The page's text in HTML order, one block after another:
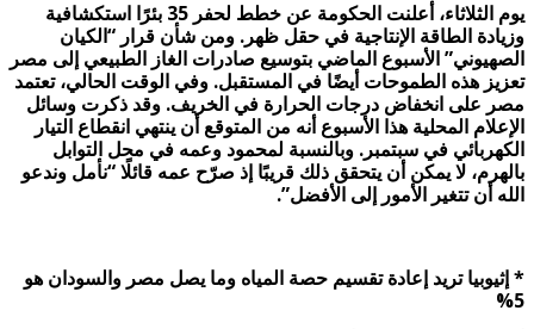
يوم الثلاثاء، أعلنت الحكومة عن خطط لحفر 35 بئرًا استكشافية
وزيادة الطاقة الإنتاجية في حقل ظهر. ومن شأن قرار “الكيان
الصهيوني” الأسبوع الماضي بتوسيع صادرات الغاز الطبيعي إلى مصر
تعزيز هذه الطموحات أيضًا في المستقبل. وفي الوقت الحالي، تعتمد
مصر على انخفاض درجات الحرارة في الخريف. وقد ذكرت وسائل
الإعلام المحلية هذا الأسبوع أنه من المتوقع أن ينتهي انقطاع التيار
الكهربائي في سبتمبر. وبالنسبة لمحمود وعمه في محل التوابل
بالهرم، لا يمكن أن يتحقق ذلك قريبًا إذ صرّح عمه قائلًا “نأمل وندعو
الله أن تتغير الأمور إلى الأفضل”.
* إثيوبيا تريد إعادة تقسيم حصة المياه وما يصل مصر والسودان هو
5
%